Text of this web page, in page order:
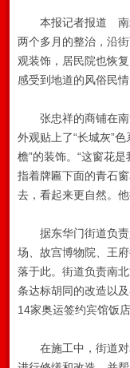
本报记者报道 南北
两个多月的整治，沿
观装饰，居民院也恢
感受到地道的风俗民情
张忠祥的商铺在南
外观贴上了“长城灰”
檐”的装饰。“这窗花
指着牌匾下面的青石
去，看起来更自然。
据东华门街道负责
场、故宫博物院、王
落于此。街道负责南
条达标胡同的改造以
14家奥运签约宾馆饭
在施工中，街道对